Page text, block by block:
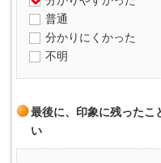
普通
分かりにくかった
不明
最後に、印象に残ったこ
い